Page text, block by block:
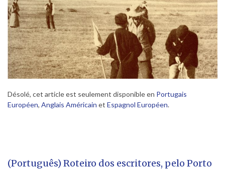
Désolé, cet article est seulement disponible en Portugais
Européen, Anglais Américain et Espagnol Européen.
(Português) Roteiro dos escritores, pelo Porto